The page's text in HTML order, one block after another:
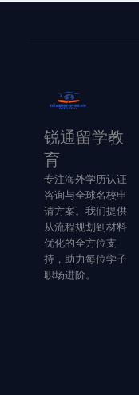
锐通留学教
育
专注海外学历认证
咨询与全球名校申
请方案。我们提供
从流程规划到材料
优化的全方位支
持，助力每位学子
职场进阶。